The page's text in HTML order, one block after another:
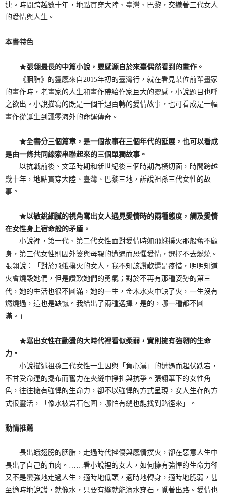
連。時間跨越數十年，地點貫穿大陸、臺灣、巴黎，交織著三代女人
的愛情與人生。
本書特色
★張翎最長的中篇小說，靈感源自於來臺偶然看到的畫作。
《胭脂》的靈感來自2015年初的臺灣行，就在看見某位前輩畫家
的畫作時，老畫家的人生和畫作帶給作家巨大的靈感，小說題目也呼
之欲出。小說描寫的既是一個千迴百轉的愛情故事，也可看成是一幅
畫作從誕生到飄零海外的命運傳奇。
★全書分三個篇章，是一個故事在三個年代的延展，也可以看成
是由一條共同線索串聯起來的三個單獨故事。
以抗戰前後、文革時期和新世紀後三個時期為橫切面，時間跨越
幾十年，地點貫穿大陸、臺灣、巴黎三地，訴說祖孫三代女性的故
事。
★以敏銳細膩的視角寫出女人遇見愛情時的兩種態度，觸及愛情
在女性身上宿命般的矛盾。
小說裡，第一代、第二代女性面對愛情時如飛蛾撲火那般奮不顧
身，第三代女性則因外婆與母親的遭遇而恐懼愛情，選擇不去燃燒。
張翎說：「對於飛蛾撲火的女人，我不知該讚歎還是疼惜，明明知道
火會燒毀她們，但是讚歎她們的勇氣；對於不再有那種姿勢的第三
代，她的生活也很不圓滿，她的一生，金木水火中缺了火，一生沒有
燃燒過，這也是缺憾。我給出了兩種選擇，是的，哪一種都不圓
滿。」
★寫出女性在動盪的大時代裡看似柔弱，實則擁有強韌的生命
力。
小說描述祖孫三代女性一生因與「負心漢」的遭遇而起伏跌宕，
不甘受命運的擺布而奮力在夾縫中掙扎與抗爭。張翎筆下的女性角
色，往往擁有強悍的生命力，卻不以強悍的方式呈現，女人生存的方
式很靈活，「像水被岩石包圍，哪怕有縫也能找到路徑來」。
動情推薦
長出蛾翅膀的胭脂，走過時代挫傷與感情撲火，卻在惡意人生中
長出了自己的血肉。……看小說裡的女人，如何擁有強悍的生命力卻
又不是蠻強地走過人生，適時地低頭，適時地轉身，適時地脆弱，甚
至適時地說謊，就像水，只要有縫就能滴水穿石，覓著出路。愛情也